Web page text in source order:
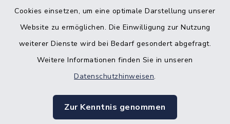
Cookies einsetzen, um eine optimale Darstellung unserer
Website zu ermöglichen. Die Einwilligung zur Nutzung
weiterer Dienste wird bei Bedarf gesondert abgefragt.
Weitere Informationen finden Sie in unseren
Datenschutzhinweisen.
Zur Kenntnis genommen
Barrierefreiheit
Impressum